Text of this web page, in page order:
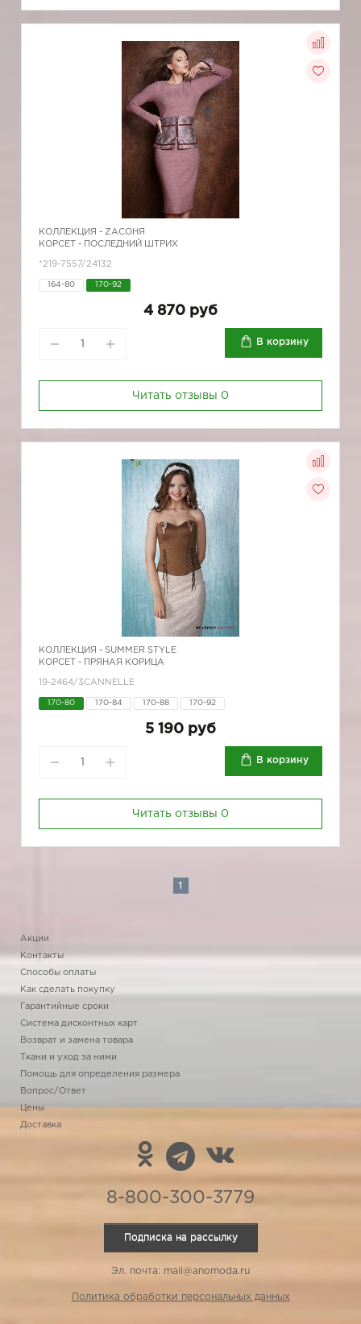
КОЛЛЕКЦИЯ - ZAСОНЯ
КОРСЕТ - ПОСЛЕДНИЙ ШТРИХ
*219-7557/24132
164-80 170-92
4 870 руб
В корзину
Читать отзывы 0
КОЛЛЕКЦИЯ - SUMMER STYLE
КОРСЕТ - ПРЯНАЯ КОРИЦА
19-2464/3CANNELLE
170-80 170-84 170-88 170-92
5 190 руб
В корзину
Читать отзывы 0
1
Акции
Контакты
Способы оплаты
Как сделать покупку
Гарантийные сроки
Система дисконтных карт
Возврат и замена товара
Ткани и уход за ними
Помощь для определения размера
Вопрос/Ответ
Цены
Доставка
8-800-300-3779
Подписка на рассылку
Эл. почта: mail@anomoda.ru
Политика обработки персональных данных